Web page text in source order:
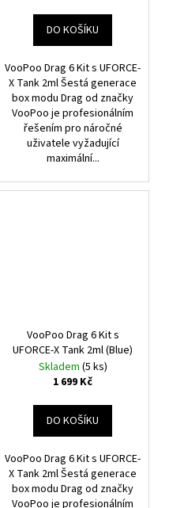
DO KOŠÍKU
VooPoo Drag 6 Kit s UFORCE-
X Tank 2ml Šestá generace
box modu Drag od značky
VooPoo je profesionálním
řešením pro náročné
uživatele vyžadující
maximální...
VooPoo Drag 6 Kit s
UFORCE-X Tank 2ml (Blue)
Skladem (5 ks)
1 699 Kč
DO KOŠÍKU
VooPoo Drag 6 Kit s UFORCE-
X Tank 2ml Šestá generace
box modu Drag od značky
VooPoo je profesionálním